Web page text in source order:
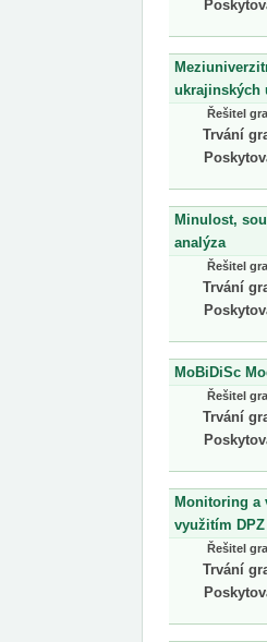
ukrajinských
Řešitel
Trvání
Minulost,
analýza
Řešitel
Trvání
MoBiDiSc
Řešitel
Trvání
Monitoring a
využitím DPZ
Řešitel
Trvání